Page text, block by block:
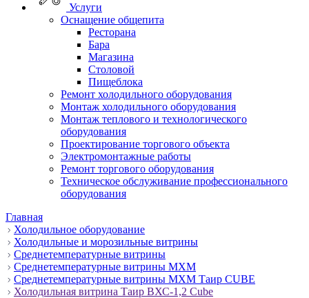
Услуги
Оснащение общепита
Ресторана
Бара
Магазина
Столовой
Пищеблока
Ремонт холодильного оборудования
Монтаж холодильного оборудования
Монтаж теплового и технологического
оборудования
Проектирование торгового объекта
Электромонтажные работы
Ремонт торгового оборудования
Техническое обслуживание профессионального
оборудования
Главная
Холодильное оборудование
Холодильные и морозильные витрины
Среднетемпературные витрины
Среднетемпературные витрины MXM
Среднетемпературные витрины MXM Таир CUBE
Холодильная витрина Таир ВХС-1,2 Cube